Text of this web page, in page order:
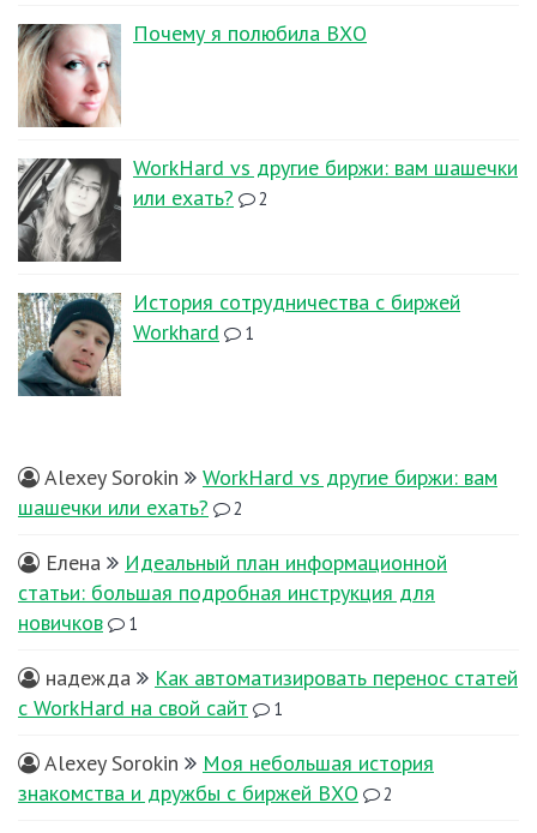
Почему я полюбила ВХО
WorkHard vs другие биржи: вам шашечки
или ехать?
2
История сотрудничества с биржей
Workhard
1
Alexey Sorokin
WorkHard vs другие биржи: вам
шашечки или ехать?
2
Елена
Идеальный план информационной
статьи: большая подробная инструкция для
новичков
1
надежда
Как автоматизировать перенос статей
с WorkHard на свой сайт
1
Alexey Sorokin
Моя небольшая история
знакомства и дружбы с биржей ВХО
2